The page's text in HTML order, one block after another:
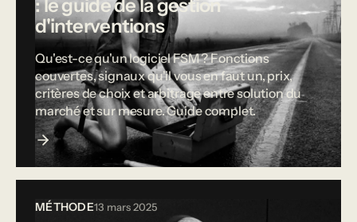
: le guide de la gestion
d'interventions
Qu'est-ce qu'un logiciel FSM ? Fonctions
couvertes, signaux qu'il vous en faut un, prix,
critères de choix et arbitrage entre solution du
marché et sur mesure. Guide complet.
MÉTHODE13 mars 2025